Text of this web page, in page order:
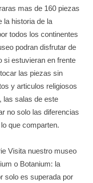
mas de 160 piezas
la historia de la
todos los continentes
podran disfrutar de
si estuvieran en frente
las piezas sin
y articulos religiosos
las salas de este
no solo las diferencias
que comparten.
Visita nuestro museo
o Botanium: la
solo es superada por